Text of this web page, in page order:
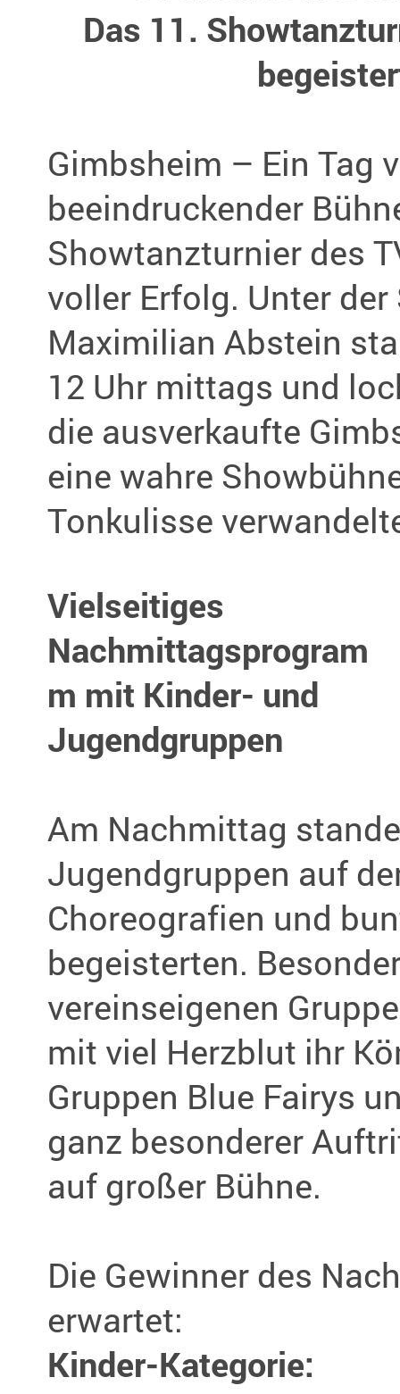
Das 11.
Gimbsheim – Ein Tag
beeindruckender
Showtanzturnier des
voller Erfolg. Unter
Maximilian Abstein
12 Uhr mittags und
die ausverkaufte
eine wahre
Tonkulisse
Vielseitiges
Nachmittagsprogram
m mit Kinder- und
Jugendgruppen
Am Nachmittag
Jugendgruppen auf
Choreografien und
begeisterten.
vereinseigenen
mit viel Herzblut ihr
Gruppen Blue Fairys
ganz besonderer
auf großer Bühne.
Die Gewinner des
erwartet:
Kinder-Kategorie: